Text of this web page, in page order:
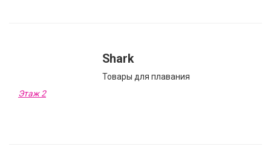
Shark
Товары для плавания
Этаж 2